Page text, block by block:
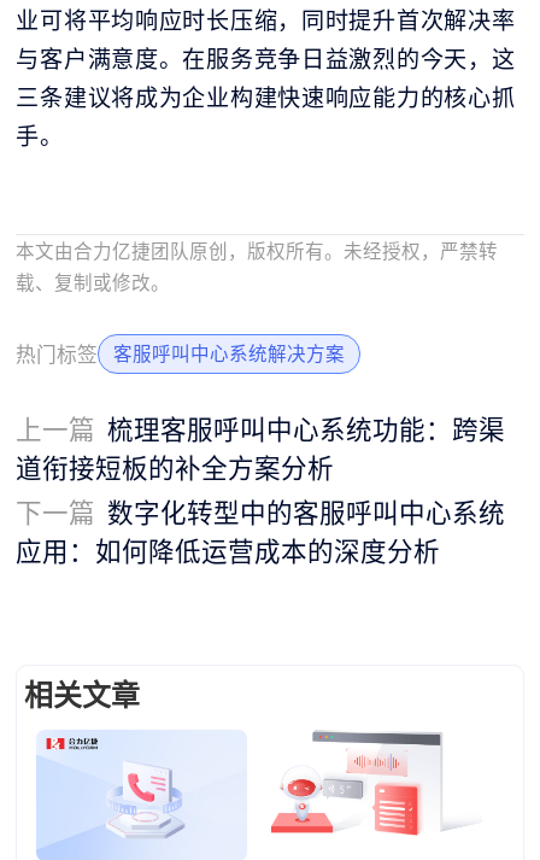
业可将平均响应时长压缩，同时提升首次解决率
与客户满意度。在服务竞争日益激烈的今天，这
三条建议将成为企业构建快速响应能力的核心抓
手。
本文由合力亿捷团队原创，版权所有。未经授权，严禁转
载、复制或修改。
热门标签 客服呼叫中心系统解决方案
上一篇 梳理客服呼叫中心系统功能：跨渠
道衔接短板的补全方案分析
下一篇 数字化转型中的客服呼叫中心系统
应用：如何降低运营成本的深度分析
相关文章